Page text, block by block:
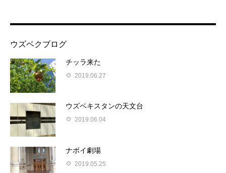
ウズベクブログ
チッラ来た
2019.06.27
ウズベキスタンの天文台
2019.06.04
ナボイ劇場
2019.05.25